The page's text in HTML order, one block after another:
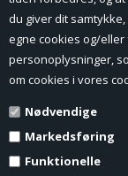
du giver dit
egne cookies og/
personoplysninger,
om cookies i vores
Nødvendige
Markedsføring
Funktionelle
Vilkår og
Profil
Erhverv log ind